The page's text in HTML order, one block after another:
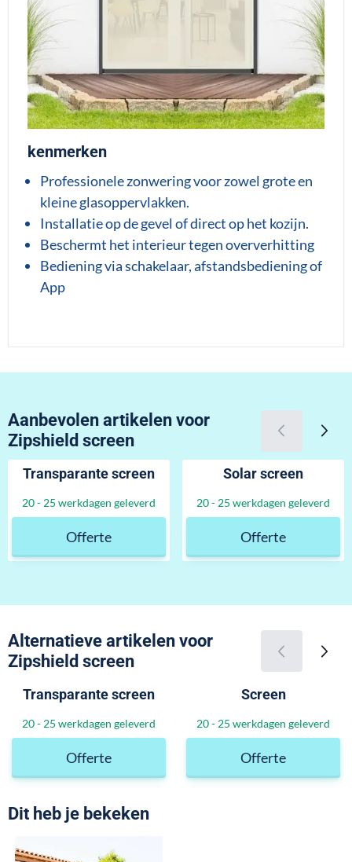
kenmerken
Professionele zonwering voor zowel grote en
kleine glasoppervlakken.
Installatie op de gevel of direct op het kozijn.
Beschermt het interieur tegen oververhitting
Bediening via schakelaar, afstandsbediening of
App
Aanbevolen artikelen voor
Zipshield screen
Transparante screen
Prijs op aanvraag
20 - 25 werkdagen geleverd
Offerte
Solar screen
Prijs op
20 - 25 werkdagen geleverd
Offerte
Alternatieve artikelen voor
Zipshield screen
Transparante screen
Prijs op aanvraag
20 - 25 werkdagen geleverd
Offerte
Screen
Prijs op
20 - 25 werkdagen geleverd
Offerte
Dit heb je bekeken